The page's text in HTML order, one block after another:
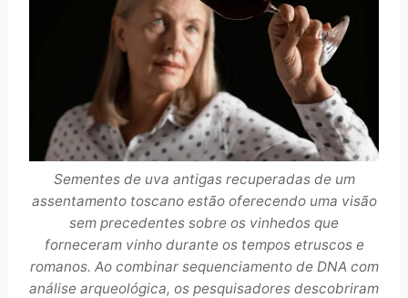
Sementes de uva antigas recuperadas de um
assentamento toscano estão oferecendo uma visão
sem precedentes sobre os vinhedos que
forneceram vinho durante os tempos etruscos e
romanos. Ao combinar sequenciamento de DNA com
análise arqueológica, os pesquisadores descobriram